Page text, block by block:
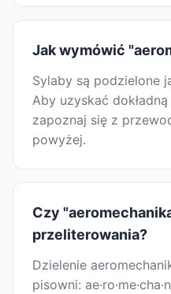
Jak wymówić
Sylaby są podzielone
Aby uzyskać
zapoznaj się z
powyżej.
Czy
przeliterowania?
Dzielenie
pisowni: